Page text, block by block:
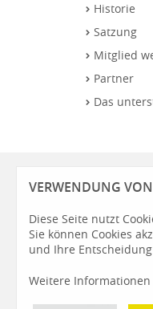
Historie
Satzung
Mitglied
Partner
Das
VERWENDUNG
Diese Seite nutzt
Sie können Cookies
und Ihre
Weitere